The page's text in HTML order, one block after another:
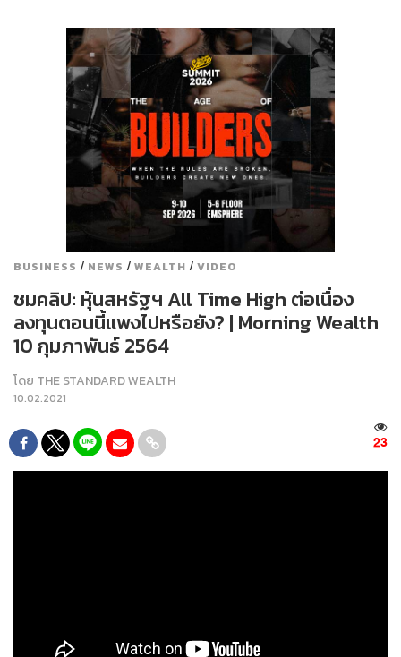
BUSINESS / NEWS / WEALTH / VIDEO
ชมคลิป: หุ้นสหรัฐฯ All Time High ต่อเนื่อง
ลงทุนตอนนี้แพงไปหรือยัง? | Morning Wealth
10 กุมภาพันธ์ 2564
โดย THE STANDARD WEALTH
10.02.2021
23